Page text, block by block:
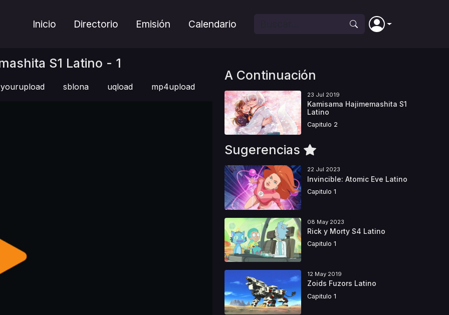
Inicio Directorio Emisión Calendario
S1 Latino - 1
yourupload sblona uqload mp4upload
A Continuación
23 Jul 2019
Kamisama Hajimemashita S1
Latino
Capitulo 2
Sugerencias
22 Jul 2023
Invincible: Atomic Eve Latino
Capitulo 1
08 May 2023
Rick y Morty S4 Latino
Capitulo 1
12 May 2019
Zoids Fuzors Latino
Capitulo 1